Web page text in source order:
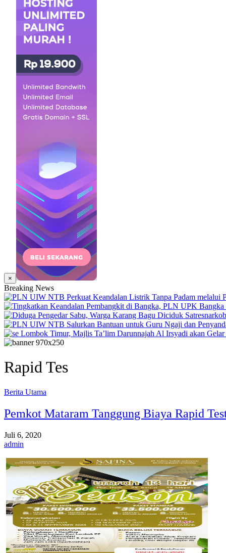
×
Breaking News
Rapid Tes
Berita Utama
Pemkot Mataram Tanggung Biaya Rapid
Juli 6, 2020
admin